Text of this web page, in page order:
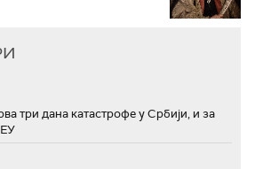
три дана катастрофе у Србији, и за